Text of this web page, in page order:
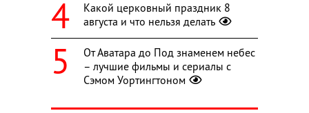
Какой церковный праздник 8
августа и что нельзя делать
От Аватара до Под знаменем небес
– лучшие фильмы и сериалы с
Сэмом Уортингтоном